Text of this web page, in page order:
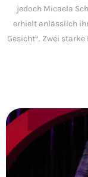
jedoch Micaela
erhielt anlässlich
Gesicht“. Zwei starke